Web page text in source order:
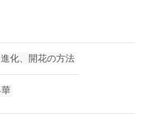
進化、開花の方法